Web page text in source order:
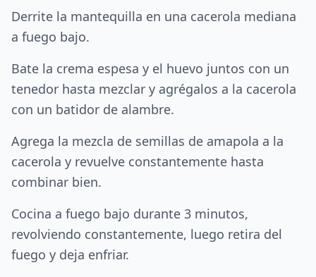
Derrite la mantequilla en una cacerola mediana
a fuego bajo.
Bate la crema espesa y el huevo juntos con un
tenedor hasta mezclar y agrégalos a la cacerola
con un batidor de alambre.
Agrega la mezcla de semillas de amapola a la
cacerola y revuelve constantemente hasta
combinar bien.
Cocina a fuego bajo durante 3 minutos,
revolviendo constantemente, luego retira del
fuego y deja enfriar.